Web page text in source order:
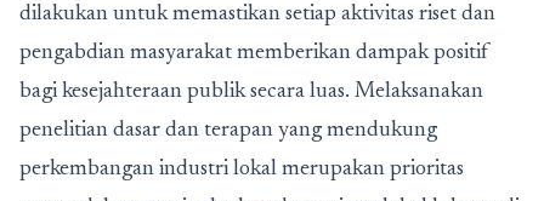
dilakukan untuk memastikan setiap aktivitas riset dan
pengabdian masyarakat memberikan dampak positif
bagi kesejahteraan publik secara luas. Melaksanakan
penelitian dasar dan terapan yang mendukung
perkembangan industri lokal merupakan prioritas